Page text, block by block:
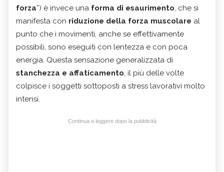
forza”) è invece una forma di esaurimento , che si
manifesta con riduzione della forza muscolare al
punto che i movimenti, anche se effettivamente
possibili, sono eseguiti con lentezza e con poca
energia. Questa sensazione generalizzata di
stanchezza e affaticamento , il più delle volte
colpisce i soggetti sottoposti a stress lavorativi molto
intensi.
Continua a leggere dopo la pubblicità